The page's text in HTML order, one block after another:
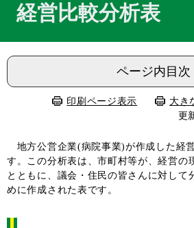
経営比較分析表
ページ内目次
印刷ページ表示
大き
更
地方公営企業(病院事業)が作成した経
す。この分析表は、市町村等が、経営の
とともに、議会・住民の皆さんに対して
めに作成された表です。